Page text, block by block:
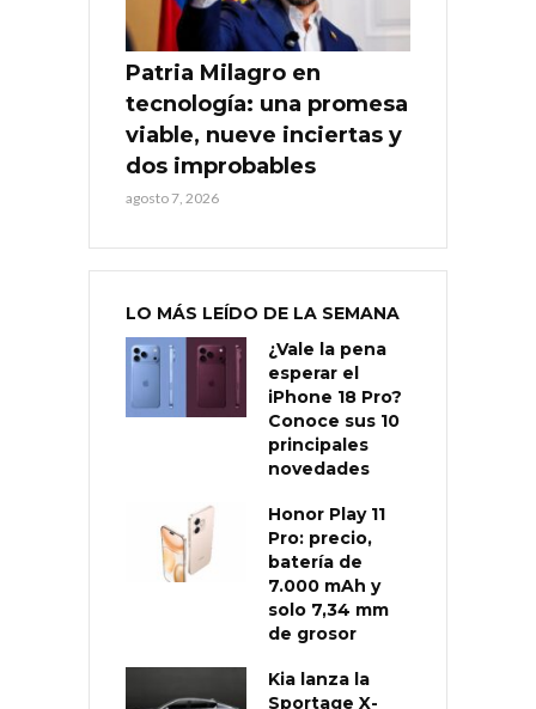
Patria Milagro en
tecnología: una promesa
viable, nueve inciertas y
dos improbables
agosto 7, 2026
LO MÁS LEÍDO DE LA SEMANA
¿Vale la pena
esperar el
iPhone 18 Pro?
Conoce sus 10
principales
novedades
Honor Play 11
Pro: precio,
batería de
7.000 mAh y
solo 7,34 mm
de grosor
Kia lanza la
Sportage X-